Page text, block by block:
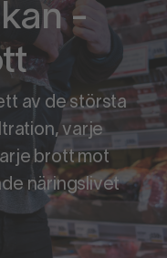
-
av de största
varje
brott mot
näringslivet